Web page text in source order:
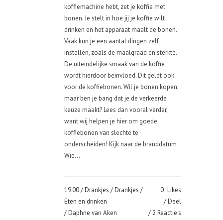
koffiemachine hebt, zet je koffie met
bonen. Je stelt in hoe jij je koffie wilt
drinken en het apparaat maalt de bonen.
Vaak kun je een aantal dingen zelf
instellen, zoals de maalgraad en sterkte.
De uiteindelijke smaak van de koffie
wordt hierdoor beïnvloed. Dit geldt ook
voor de koffiebonen. Wil je bonen kopen,
maar ben je bang dat je de verkeerde
keuze maakt? Lees dan vooral verder,
want wij helpen je hier om goede
koffiebonen van slechte te
onderscheiden! Kijk naar de branddatum
Wie...
19:00 /Drankjes /Drankjes /
Eten en drinken
/ Daphne van Aken
0 Likes
Deel
2 Reactie's